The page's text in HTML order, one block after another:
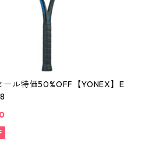
ール特価50%OFF【YONEX】E